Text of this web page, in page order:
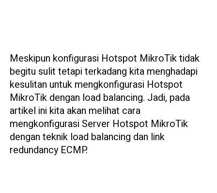
Meskipun konfigurasi Hotspot MikroTik tidak
begitu sulit tetapi terkadang kita menghadapi
kesulitan untuk mengkonfigurasi Hotspot
MikroTik dengan load balancing. Jadi, pada
artikel ini kita akan melihat cara
mengkonfigurasi Server Hotspot MikroTik
dengan teknik load balancing dan link
redundancy ECMP.